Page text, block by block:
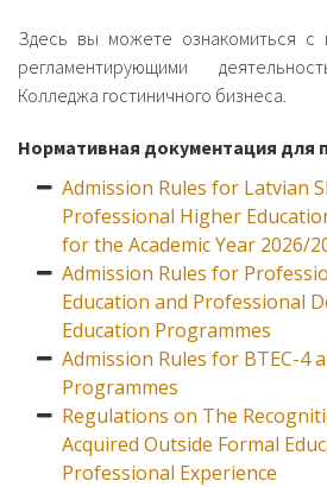
Здесь вы можете ознакомиться с
регламентирующими
Колледжа гостиничного бизнеса.
Нормативная документация для
Admission Rules for Latvian
Professional Higher
for the Academic Year 2026/
Admission Rules for
Education and Professional
Education Programmes
Admission Rules for BTEC-4
Programmes
Regulations on The
Acquired Outside Formal
Professional Experience